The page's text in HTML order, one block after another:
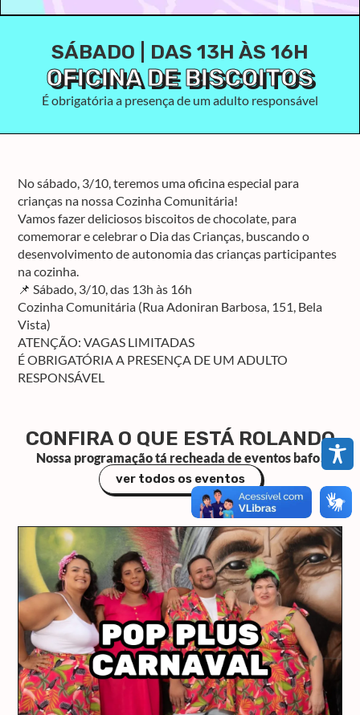
SÁBADO | DAS 13H ÀS 16H
OFICINA DE BISCOITOS
É obrigatória a presença de um adulto responsável
No sábado, 3/10, teremos uma oficina especial para
crianças na nossa Cozinha Comunitária!
Vamos fazer deliciosos biscoitos de chocolate, para
comemorar e celebrar o Dia das Crianças, buscando o
desenvolvimento de autonomia das crianças participantes
na cozinha.
📌 Sábado, 3/10, das 13h às 16h
Cozinha Comunitária (Rua Adoniran Barbosa, 151, Bela
Vista)
ATENÇÃO: VAGAS LIMITADAS
É OBRIGATÓRIA A PRESENÇA DE UM ADULTO
RESPONSÁVEL
CONFIRA O QUE ESTÁ ROLANDO
Nossa programação tá recheada de eventos bafo!
ver todos os eventos